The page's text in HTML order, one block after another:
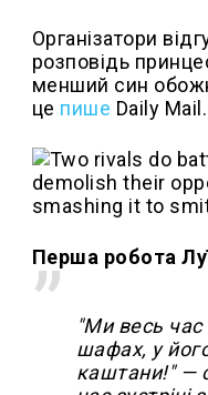
Організатори
розповідь
менший син
це пише Daily Mail.
Перша робота
"Ми весь
шафах, у
каштани!" —